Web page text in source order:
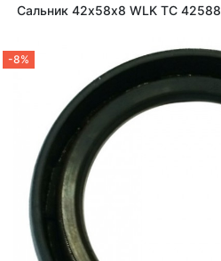
Сальник 42х58х8 WLK TC 42588
-8%